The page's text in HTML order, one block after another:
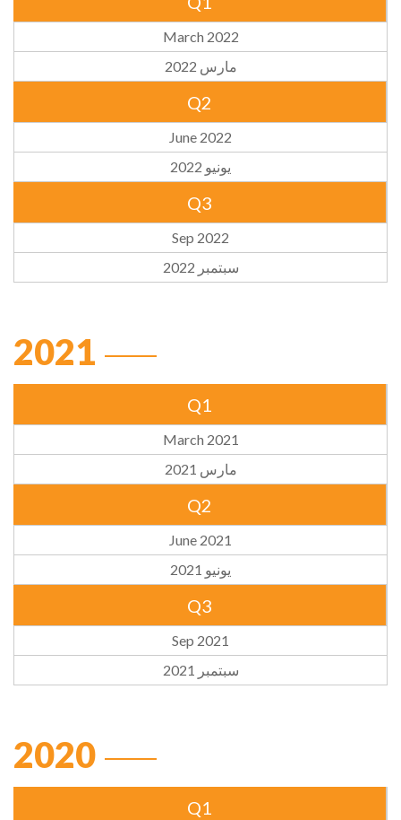
March 2022
مارس 2022
Q2
June 2022
يونيو 2022
Q3
Sep 2022
سبتمبر 2022
2021
Q1
March 2021
مارس 2021
Q2
June 2021
يونيو 2021
Q3
Sep 2021
سبتمبر 2021
2020
Q1